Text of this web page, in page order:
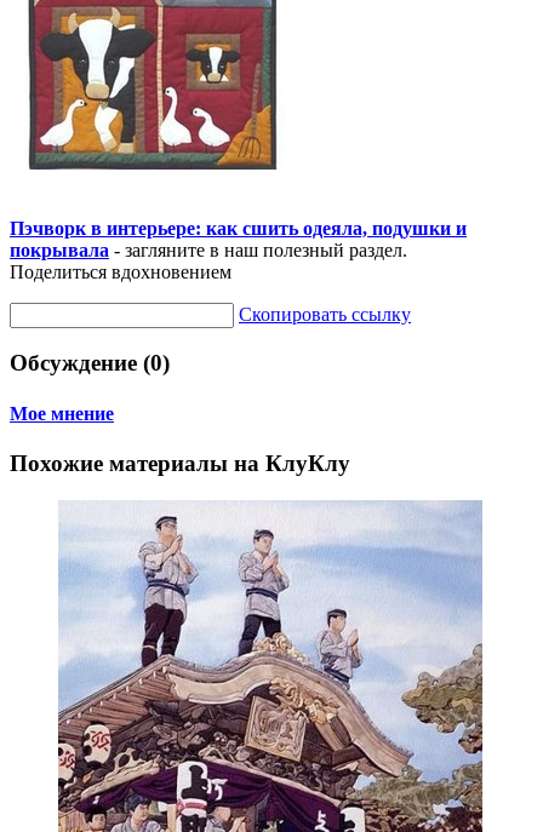
Пэчворк в интерьере: как сшить одеяла, подушки и
покрывала - загляните в наш полезный раздел.
Поделиться вдохновением
Скопировать ссылку
Обсуждение (0)
Мое мнение
Похожие материалы на КлуКлу